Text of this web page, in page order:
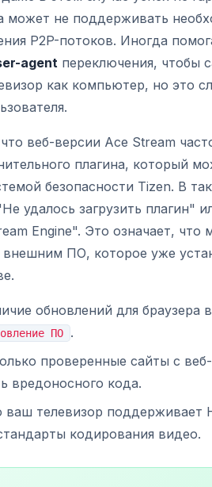
может не поддерживать
P2P-потоков. Иногда
agent переключения, чтобы
как компьютер, но это
веб-версии Ace Stream
плагина, который
безопасности Tizen. В
удалось загрузить плагин"
Engine". Это означает, что
внешним ПО, которое уже
обновлений для браузера
ПО
.
проверенные сайты с
вредоносного кода.
ваш телевизор поддерживает
кодирования видео.